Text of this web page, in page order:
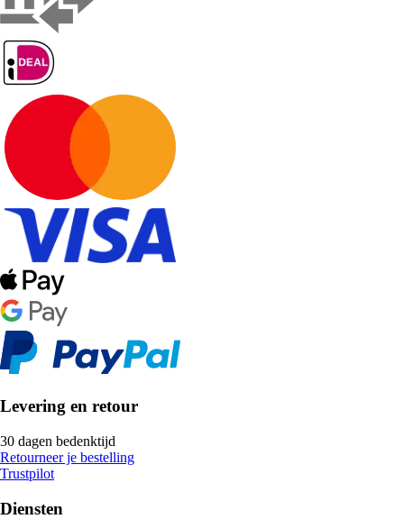
Levering en retour
30 dagen bedenktijd
Retourneer je bestelling
Trustpilot
Diensten